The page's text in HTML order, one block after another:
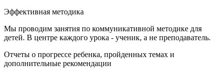
Эффективная методика
Мы проводим занятия по коммуникативной методике для
детей. В центре каждого урока - ученик, а не преподаватель.
Отчеты о прогрессе ребенка, пройденных темах и
дополнительные рекомендации